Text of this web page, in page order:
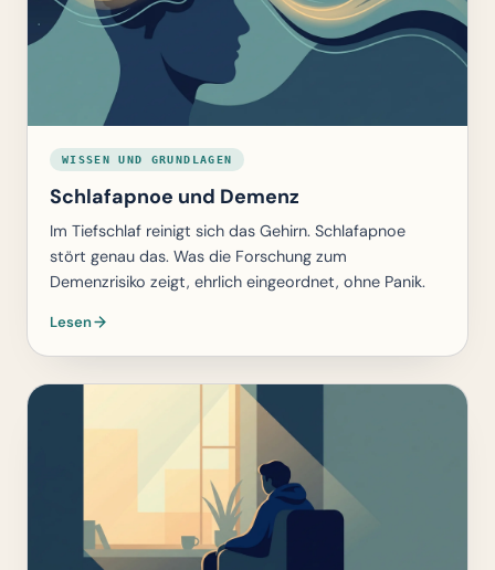
WISSEN UND GRUNDLAGEN
Schlafapnoe und Demenz
Im Tiefschlaf reinigt sich das Gehirn. Schlafapnoe
stört genau das. Was die Forschung zum
Demenzrisiko zeigt, ehrlich eingeordnet, ohne Panik.
Lesen